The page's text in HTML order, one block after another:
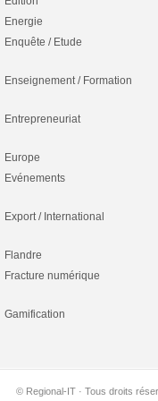
Energie
Enquête / Etude
Enseignement / Formation
Entrepreneuriat
Europe
Evénements
Export / International
Flandre
Fracture numérique
Gamification
© Regional-IT · Tous droits